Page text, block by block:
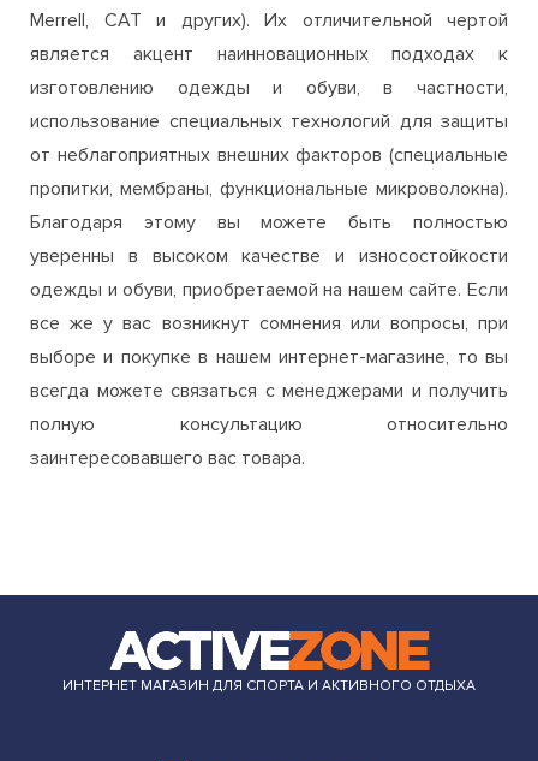
Merrell, CAT и других). Их отличительной чертой
является акцент наинновационных подходах к
изготовлению одежды и обуви, в частности,
использование специальных технологий для защиты
от неблагоприятных внешних факторов (специальные
пропитки, мембраны, функциональные микроволокна).
Благодаря этому вы можете быть полностью
уверенны в высоком качестве и износостойкости
одежды и обуви, приобретаемой на нашем сайте. Если
все же у вас возникнут сомнения или вопросы, при
выборе и покупке в нашем интернет-магазине, то вы
всегда можете связаться с менеджерами и получить
полную консультацию относительно
заинтересовавшего вас товара.
ИНТЕРНЕТ МАГАЗИН ДЛЯ СПОРТА И АКТИВНОГО ОТДЫХА